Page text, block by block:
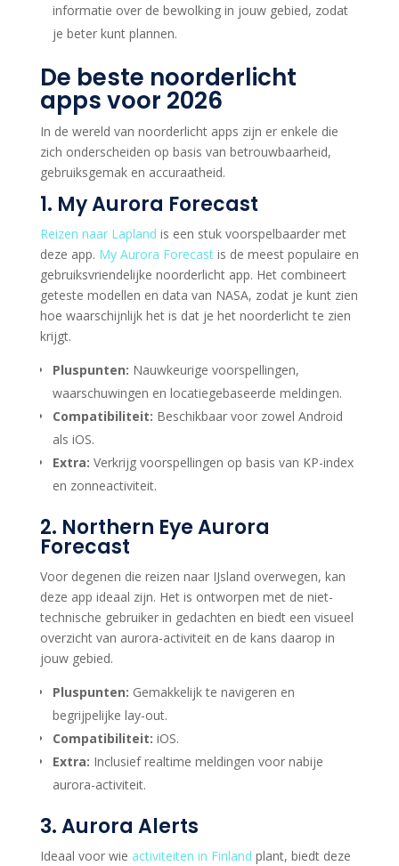
informatie over de bewolking in jouw gebied, zodat
je beter kunt plannen.
De beste noorderlicht
apps voor 2026
In de wereld van noorderlicht apps zijn er enkele die
zich onderscheiden op basis van betrouwbaarheid,
gebruiksgemak en accuraatheid.
1. My Aurora Forecast
Reizen naar Lapland is een stuk voorspelbaarder met
deze app. My Aurora Forecastis de meest populaire en
gebruiksvriendelijke noorderlicht app. Het combineert
geteste modellen en data van NASA, zodat je kunt zien
hoe waarschijnlijk het is dat je het noorderlicht te zien
krijgt.
Pluspunten: Nauwkeurige voorspellingen,
waarschuwingen en locatiegebaseerde meldingen.
Compatibiliteit: Beschikbaar voor zowel Android
als iOS.
Extra: Verkrijg voorspellingen op basis van KP-index
en zonneactiviteit.
2. Northern Eye Aurora
Forecast
Voor degenen die reizen naar IJsland overwegen, kan
deze app ideaal zijn. Het is ontworpen met de niet-
technische gebruiker in gedachten en biedt een visueel
overzicht van aurora-activiteit en de kans daarop in
jouw gebied.
Pluspunten: Gemakkelijk te navigeren en
begrijpelijke lay-out.
Compatibiliteit: iOS.
Extra: Inclusief realtime meldingen voor nabije
aurora-activiteit.
3. Aurora Alerts
Ideaal voor wie activiteiten in Finland plant, biedt deze